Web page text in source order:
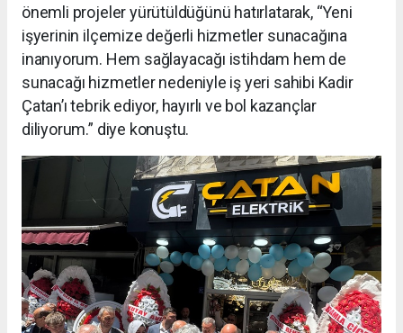
önemli projeler yürütüldüğünü hatırlatarak, “Yeni
işyerinin ilçemize değerli hizmetler sunacağına
inanıyorum. Hem sağlayacağı istihdam hem de
sunacağı hizmetler nedeniyle iş yeri sahibi Kadir
Çatan’ı tebrik ediyor, hayırlı ve bol kazançlar
diliyorum.” diye konuştu.